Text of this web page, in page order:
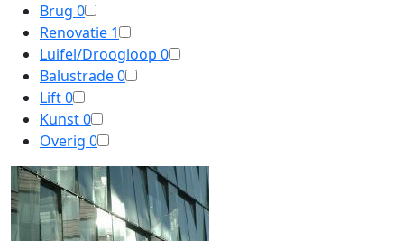
Brug 0
Renovatie 1
Luifel/Droogloop 0
Balustrade0
Lift0
Kunst0
Overig 0